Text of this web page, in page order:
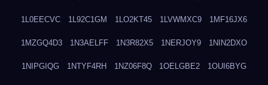
1L0EECVC 1L92C1GM 1LO2KT45 1LVWMXC9 1MF16JX6
1MZGQ4D3 1N3AELFF 1N3R82X5 1NERJOY9 1NIN2DXO
1NIPGIQG 1NTYF4RH 1NZ06F8Q 1OELGBE2 1OUI6BYG